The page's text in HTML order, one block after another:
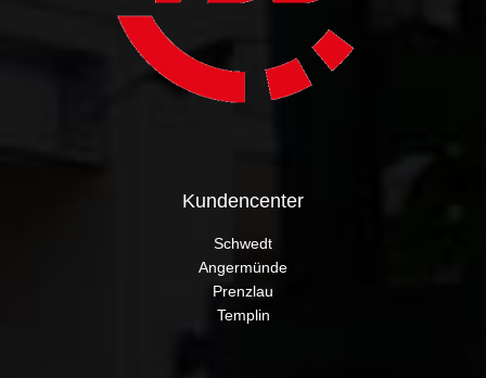
Kundencenter
Schwedt
Angermünde
Prenzlau
Templin